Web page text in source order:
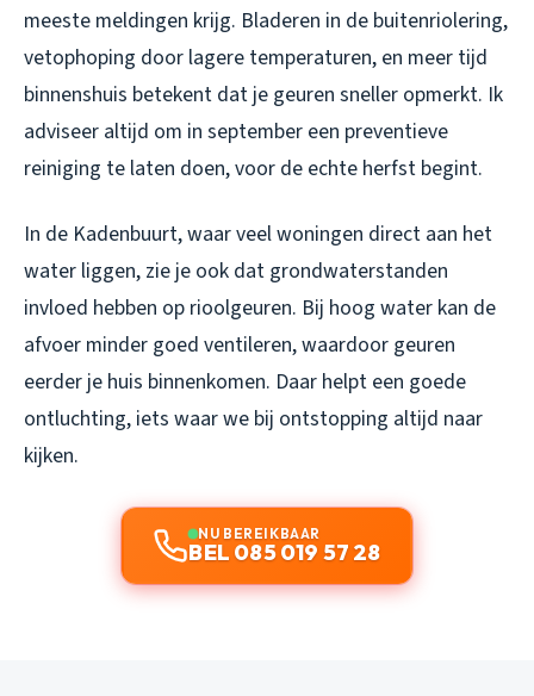
meeste meldingen krijg. Bladeren in de buitenriolering,
vetophoping door lagere temperaturen, en meer tijd
binnenshuis betekent dat je geuren sneller opmerkt. Ik
adviseer altijd om in september een preventieve
reiniging te laten doen, voor de echte herfst begint.
In de Kadenbuurt, waar veel woningen direct aan het
water liggen, zie je ook dat grondwaterstanden
invloed hebben op rioolgeuren. Bij hoog water kan de
afvoer minder goed ventileren, waardoor geuren
eerder je huis binnenkomen. Daar helpt een goede
ontluchting, iets waar we bij ontstopping altijd naar
kijken.
NU BEREIKBAAR
BEL 085 019 57 28